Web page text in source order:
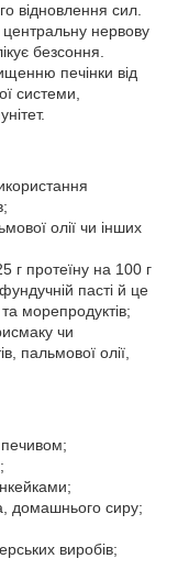
відновлення сил.
центральну нервову
безсоння.
печінки від
системи,
олії чи інших
г протеїну на 100 г
пасті й це
морепродуктів;
чи
пальмової олії,
домашнього сиру;
виробів;